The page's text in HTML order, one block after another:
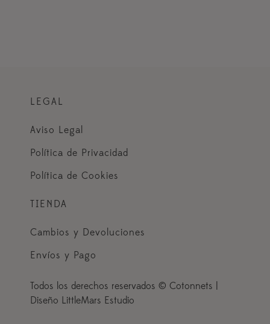
LEGAL
Aviso Legal
Política de Privacidad
Política de Cookies
TIENDA
Cambios y Devoluciones
Envíos y Pago
Todos los derechos reservados © Cotonnets |
Diseño LittleMars Estudio